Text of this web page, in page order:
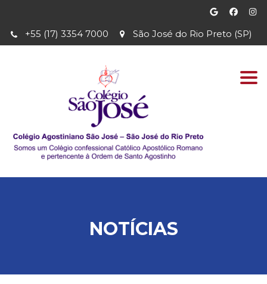
São José do Rio Preto (SP)
+55 (17) 3354 7000
NOTÍCIAS